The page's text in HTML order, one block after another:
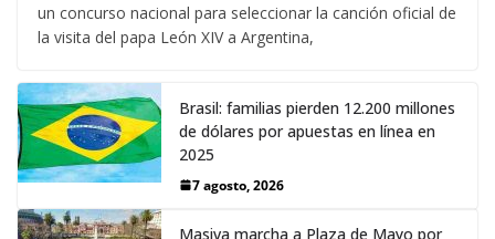
un concurso nacional para seleccionar la canción oficial de
la visita del papa León XIV a Argentina,
Brasil: familias pierden 12.200 millones
de dólares por apuestas en línea en
2025
7 agosto, 2026
Masiva marcha a Plaza de Mayo por